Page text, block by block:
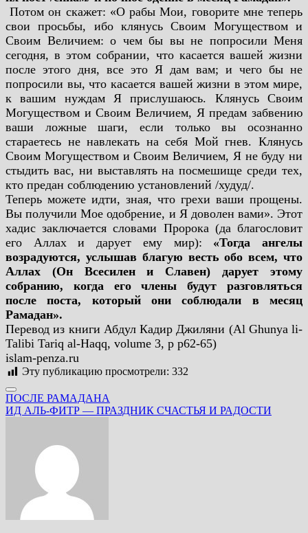
Потом он скажет: «О рабы Мои, говорите мне теперь
свои просьбы, ибо клянусь Своим Могуществом и
Своим Величием: о чем бы вы не попросили Меня
сегодня, в этом собрании, что касается вашей жизни
после этого дня, все это Я дам вам; и чего бы не
попросили вы, что касается вашей жизни в этом мире,
к вашим нуждам Я прислушаюсь. Клянусь Своим
Могуществом и Своим Величием, Я предам забвению
ваши ложные шаги, если только вы осознанно
стараетесь не навлекать на себя Мой гнев. Клянусь
Своим Могуществом и Своим Величием, Я не буду ни
стыдить вас, ни выставлять на посмешище среди тех,
кто предан соблюдению установлений /худуд/.
Теперь можете идти, зная, что грехи ваши прощены.
Вы получили Мое одобрение, и Я доволен вами». Этот
хадис заключается словами Пророка (да благословит
его Аллах и дарует ему мир): «Тогда ангелы
возрадуются, услышав благую весть обо всем, что
Аллах (Он Всесилен и Славен) дарует этому
собранию, когда его члены будут разговляться
после поста, который они соблюдали в месяц
Рамадан».
Перевод из книги Абдул Кадир Джиляни (Al Ghunya li-
Talibi Tariq al-Haqq, volume 3, p p62-65)
islam-penza.ru
Эту публикацию просмотрели: 332
Навигация
по
ПОСЛЕ РАМАДАНА
ИД АЛЬ-ФИТР — ПРАЗДНИК СЧАСТЬЯ И РАДОСТИ